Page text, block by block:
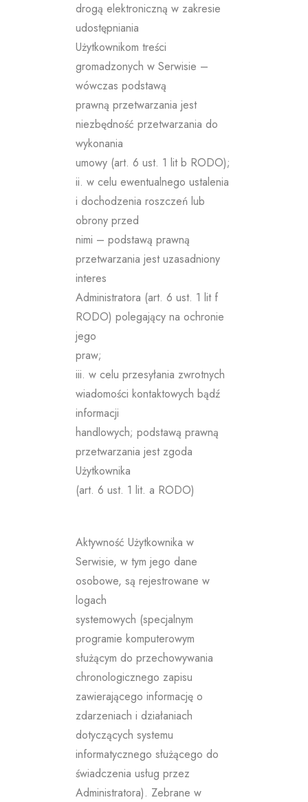
drogą elektroniczną w zakresie
udostępniania
Użytkownikom treści
gromadzonych w Serwisie –
wówczas podstawą
prawną przetwarzania jest
niezbędność przetwarzania do
wykonania
umowy (art. 6 ust. 1 lit b RODO);
ii. w celu ewentualnego ustalenia
i dochodzenia roszczeń lub
obrony przed
nimi – podstawą prawną
przetwarzania jest uzasadniony
interes
Administratora (art. 6 ust. 1 lit f
RODO) polegający na ochronie
jego
praw;
iii. w celu przesyłania zwrotnych
wiadomości kontaktowych bądź
informacji
handlowych; podstawą prawną
przetwarzania jest zgoda
Użytkownika
(art. 6 ust. 1 lit. a RODO)
Aktywność Użytkownika w
Serwisie, w tym jego dane
osobowe, są rejestrowane w
logach
systemowych (specjalnym
programie komputerowym
służącym do przechowywania
chronologicznego zapisu
zawierającego informację o
zdarzeniach i działaniach
dotyczących systemu
informatycznego służącego do
świadczenia usług przez
Administratora). Zebrane w